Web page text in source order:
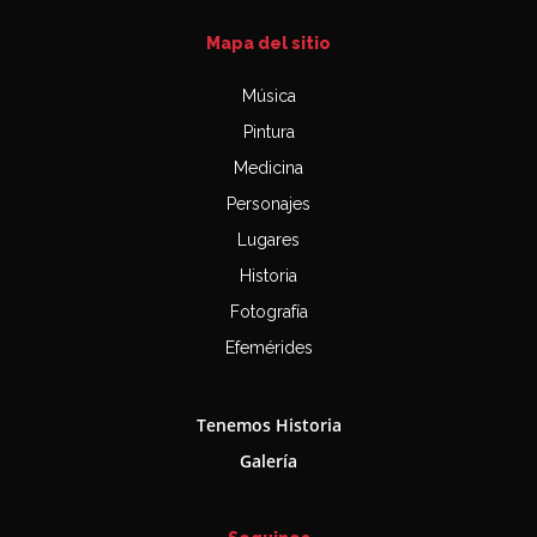
Mapa del sitio
Música
Pintura
Medicina
Personajes
Lugares
Historia
Fotografía
Efemérides
Tenemos Historia
Galería